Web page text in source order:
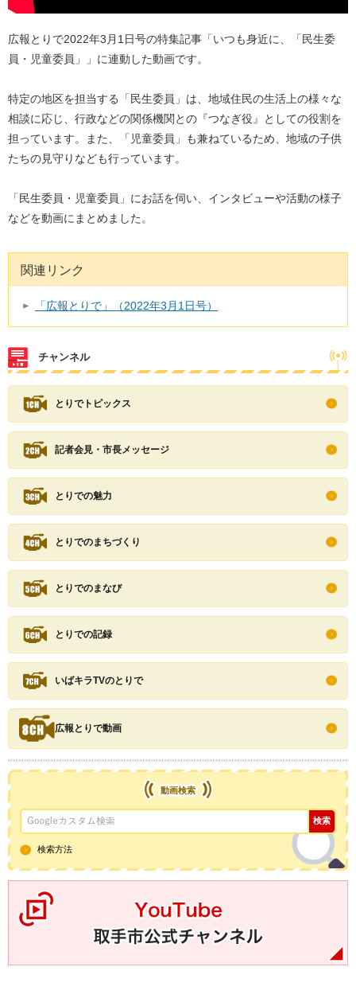
広報とりで2022年3月1日号の特集記事「いつも身近に、「民生委
員・児童委員」」に連動した動画です。
特定の地区を担当する「民生委員」は、地域住民の生活上の様々な
相談に応じ、行政などの関係機関との『つなぎ役』としての役割を
担っています。また、「児童委員」も兼ねているため、地域の子供
たちの見守りなども行っています。
「民生委員・児童委員」にお話を伺い、インタビューや活動の様子
などを動画にまとめました。
関連リンク
「広報とりで」（2022年3月1日号）
チャンネル
とりでトピックス
記者会見・市長メッセージ
とりでの魅力
とりでのまちづくり
とりでのまなび
とりでの記録
いばキラTVのとりで
広報とりで動画
動画検索
検索方法